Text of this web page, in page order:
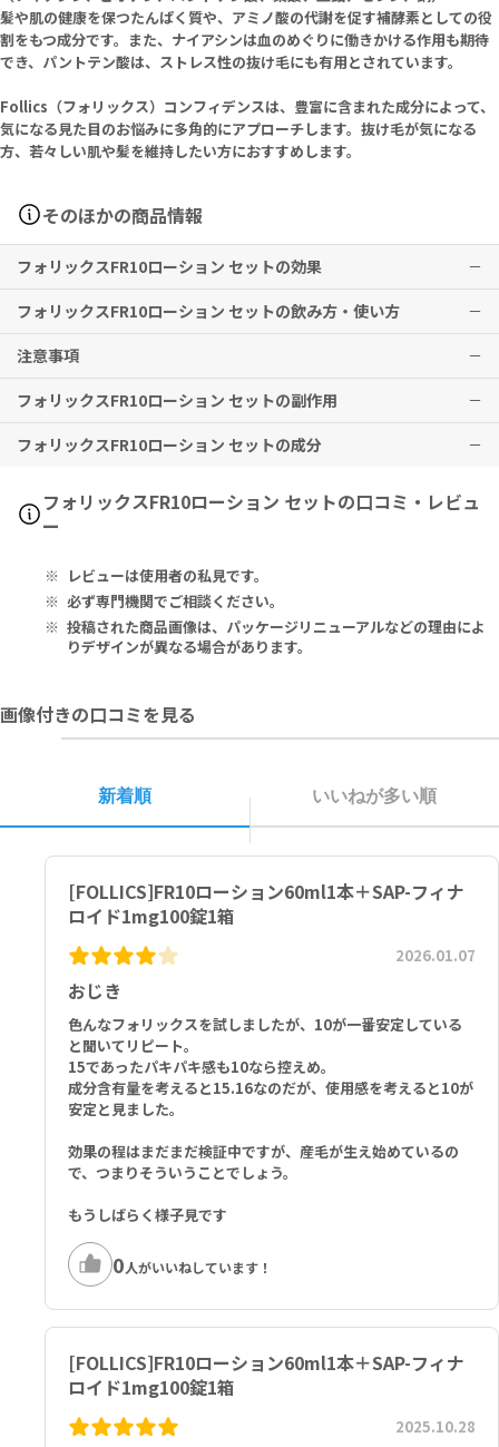
髪や肌の健康を保つたんぱく質や、アミノ酸の代謝を促す補酵素としての役
割をもつ成分です。また、ナイアシンは血のめぐりに働きかける作用も期待
でき、パントテン酸は、ストレス性の抜け毛にも有用とされています。
Follics（フォリックス）コンフィデンスは、豊富に含まれた成分によって、
気になる見た目のお悩みに多角的にアプローチします。抜け毛が気になる
方、若々しい肌や髪を維持したい方におすすめします。
そのほかの商品情報
フォリックスFR10ローション セットの効果
Follics（フォリックス）FR10
育毛
※本剤は、日本国内で適応がないため、使用前に必ず医師・歯科医
師・薬剤師にご相談ください。
※効果には個人差がありますことを予めご了承ください。
※効果には個人差がありますことを予めご了承ください。
Follics（フォリックス）コンフィデンス
抜け毛をケアしながら、健康的な髪の成長や、若々しい肌の維持をサ
ポートします。
フォリックスFR10ローション セットの飲み方・使い方
Follics（フォリックス）FR10
1回5プッシュ、1日2回、薄毛や毛が細くなっている部位に塗布して、
マッサージしてください。塗布後は4時間以上、洗い流さないでくだ
さい。
フィナロイド
回経口投与する。
なお、必要に応じて適宜増量できるが、1日1mg（1錠）を上限とす
る。
注意事項
Follics（フォリックス）FR10
安心して使用するために、パッチテストを行ってください。
肌に異常があらわれた場合は、使用を中止してください。
初回使用時に中身が出にくい場合があります。出てくるまでポンプを
繰り返し押してください。
事前にボトルをよく振り、水平な場所に立てた状態でご使用くださ
寒冷地等で低温保管されていた場合、中身が出にくい場合がありま
す。その際は室温に戻してお使いください。または、ボトルを立てた
状態で40℃以下の温度で湯煎するなど、内容液を溶かしてからのご利
用をお試しください。
本剤は外用としてのみお使いください。
用法・用量の範囲より多量に使用しても、あるいは頻繁に使用しても
効果は上がりません。定められた用法・用量を厳守してください。
目に入らないように注意してください。万一、目に入った場合には、
すぐに水又はぬるま湯で洗ってください。なお、症状が重い場合には
眼科医の診療を受けてください。
本剤は、火の気のない涼しい場所に保管してください。（20～2
子供の手の届かない場所に保管してください。
効果を維持するには継続して使用することが必要で、使用を中止する
と徐々に元に戻ります。本剤は壮年性脱毛症の原因を取り除くもので
はありません。
胸痛や動悸が生じた場合は本剤の使用を中止し、医師の診察を速やか
にお受けください。
本剤は変色する場合がありますが、品質や効果に影響はありません。
お使いになる方の髪質や１ヵ所への集中塗布などにより、ごわつき感
化）となって髪に残ることがあります。
本剤又は本剤の成分によりアレルギー症状を起こしたことがある方
心疾患のある方
高血圧または低血圧の方、あるいは降圧薬を使用中の方
壮年性脱毛症以外の脱毛症（例えば、円形脱毛症、甲状腺疾患による
脱毛等）の方、あるいは原因のわからない脱毛症の方
脱毛が急激であったり、髪が斑状に抜けている方
きず、湿疹あるいは炎症（発赤）等がある頭皮の方
他の育毛剤及び外用剤（軟膏、液剤等）を使用中の方
18歳未満の方（※本剤の使用対象年齢は国によって異なります）
女性の方
フォリックスFR10ローション セットの副作用
Follics（フォリックス）FR10
精神神経系（頭痛、気が遠くなる、めまい）
循環器（胸の痛み、心拍が速くなる）
などの症状が現れる場合があります。
その他、なにか異変を感じた際は速やかに医師の診察をお受けくださ
い。
射精障害、性欲減退などの症状が現れる場合があります。
Follics（フォリックス）コンフィデンス
特に副作用は報告されておりませんが、異常を感じた際はただちに使
用を中止し、医師の診察をお受けください。
フォリックスFR10ローション セットの成分
Deionized Water, Ethanol SDA 40B 190 Proof, Propanediol,
Minoxidil USP, Lactic Acid, Retinol Liposome, Diisopropyl Adi
qua, PPG-26-Buteth-26, Peg-40 Hydrogenated Castor Oil, A
pigenin, Oleanolic Acid, Biotinoyl Tripeptide-1, Menthol Cry
stal, Mentha Piperita (Peppermint) Oil, Butylated Hydroxyt
oluene, Azelaic Acid, Tocopheryl Acetate, Bimatoprost, Co
cid , Cynocobalamin, Niacinamide, Pantothenic Acid, Pyridox
ine, Riboflavin, Thiamine (Yeast Polypeptides), Triethanola
純水、変性アルコール（ターシャリー-ブチルアルコール 5％）、プロ
パンジオール、ミノキシジル 米国薬局方、乳酸、レチノール、アジピ
ン酸ジイソプロピル、ピロ亜硫酸Ｎａ、アデノシン、ＢＧ、水、ＰＰ
Ｇ－２６ブテス－２６、ＰＥＧ－４０水添ヒマシ油、アピゲニン、オ
レアノール酸、ビオチノイルトリペプチド－１、メントールクリスタ
ル、セイヨウハッカ油、ＢＨＴ、アゼライン酸、酢酸トコフェロー
ル、ビマトプロスト、トリペプチド－１銅、ポリソルベート８０、リ
シン、プロシアニジンB-2、D-ビオチン、リン脂質、エスシン、シト
ステロール、葉酸、シアノコバラミン、ナイアシンアミド、パントテ
ン酸、ピリドキシン、リボフラビン、チアミン／酵母ポリペプチド、
ＴＥＡ
フィナロイド
Finasteride 1mg
フィナステリド 1mg
Follics（フォリックス）コンフィデンス
Serving Size 2 Capsules:
iacin (as Niacin) 20mg, Folate 100.2mcg DFE (60mcg Follic Aci
d), Biotin 1000mcg, Pantothenic Acid (as D-Calcium Pantoth
enate) 10mg, Zinc (as Zinc Oxide) 10mg, Selenium (as Sodiu
m Selenate) 60mcg, Copper (as Cupric Oxide) 2mg, Horse Pl
acenta (from 25:1 Concentrate) 334mg, Saw Palmetto Berry
4:1 Extract (Serenoa Repens) 80mg, Feverfew Aerials Powd
er (Tanacetum Parthenium) 40mg, Ashwagandha Root 5:1 Ex
tract (Withania Somnifera) 120mg, Tocotrienol Powder 30m
g, L-Lysine (as L-Lysine HCl) 100mg, Piper Retrofractum Frui
t 4:1 Extract 100mg, Soy Isoflavones 12mg, Hydrolyzed Kera
フォリックスFR10ローション セットの口コミ・レビュ
ー
レビューは使用者の私見です。
必ず専門機関でご相談ください。
投稿された商品画像は、パッケージリニューアルなどの理由によ
りデザインが異なる場合があります。
画像付きの口コミを見る
新着順 いいねが多い順
[FOLLICS]FR10ローション60ml1本＋SAP-フィナ
ロイド1mg100錠1箱
おじき
2026.01.07
色んなフォリックスを試しましたが、10が一番安定している
と聞いてリピート。
15であったパキパキ感も10なら控えめ。
成分含有量を考えると15.16なのだが、使用感を考えると10が
安定と見ました。
効果の程はまだまだ検証中ですが、産毛が生え始めているの
で、つまりそういうことでしょう。
もうしばらく様子見です
0人がいいねしています！
[FOLLICS]FR10ローション60ml1本＋SAP-フィナ
ロイド1mg100錠1箱
2025.10.28